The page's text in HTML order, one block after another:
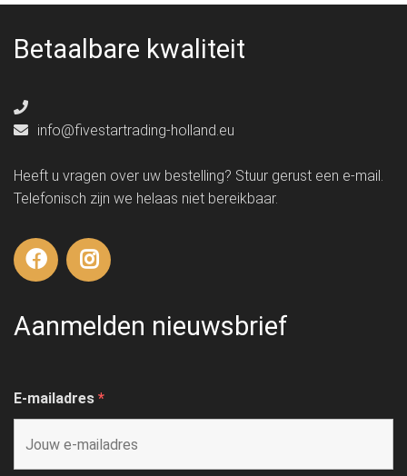
Betaalbare kwaliteit
info@fivestartrading-holland.eu
Heeft u vragen over uw bestelling? Stuur gerust een e-mail.
Telefonisch zijn we helaas niet bereikbaar.
Aanmelden nieuwsbrief
E-mailadres *